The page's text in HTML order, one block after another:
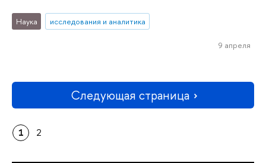
Наука исследования и аналитика
9 апреля
Следующая страница
1 2